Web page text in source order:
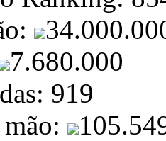
7.680.000
919